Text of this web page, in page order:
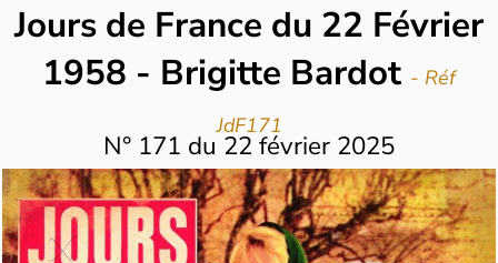
Jours de France du 22 Février
1958 - Brigitte Bardot - Réf
JdF171
N° 171 du 22 février 2025